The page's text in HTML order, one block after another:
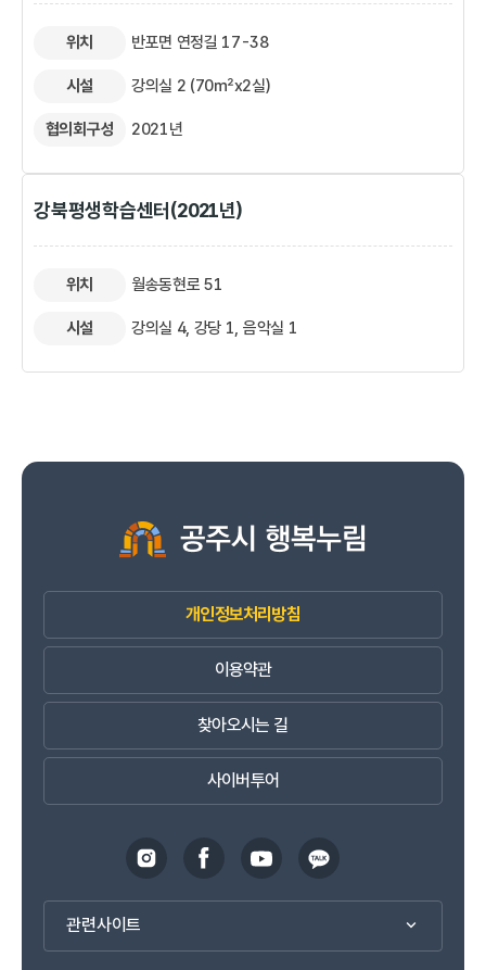
위치 반포면 연정길 17-38
시설 강의실 2 (70㎡x2실)
협의회구성 2021년
강북평생학습센터(2021년)
위치 월송동현로 51
시설 강의실 4, 강당 1, 음악실 1
개인정보처리방침
이용약관
찾아오시는 길
사이버투어
관련사이트